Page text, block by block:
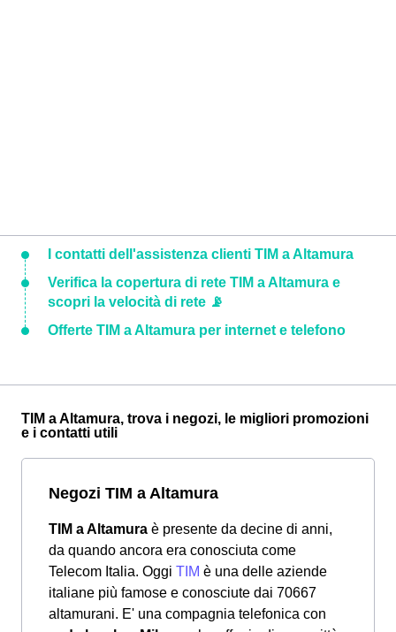
I contatti dell'assistenza clienti TIM a Altamura
Verifica la copertura di rete TIM a Altamura e
scopri la velocità di rete 📡
Offerte TIM a Altamura per internet e telefono
TIM a Altamura, trova i negozi, le migliori promozioni
e i contatti utili
Negozi TIM a Altamura
TIM a Altamura è presente da decine di anni,
da quando ancora era conosciuta come
Telecom Italia. Oggi TIM è una delle aziende
italiane più famose e conosciute dai 70667
altamurani. E' una compagnia telefonica con